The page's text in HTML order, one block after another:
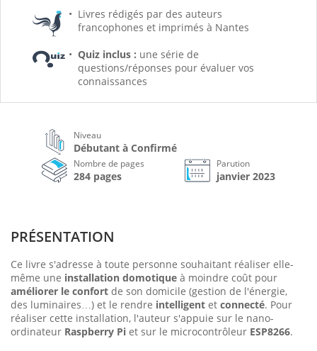
Livres rédigés par des auteurs
francophones et imprimés à Nantes
Quiz inclus : une série de
questions/réponses pour évaluer vos
connaissances
Niveau
Débutant à Confirmé
Nombre de pages
284 pages
Parution
janvier 2023
PRÉSENTATION
Ce livre s'adresse à toute personne souhaitant réaliser elle-
même une installation domotique à moindre coût pour
améliorer le confort de son domicile (gestion de l'énergie,
des luminaires…) et le rendre intelligent et connecté. Pour
réaliser cette installation, l'auteur s'appuie sur le nano-
ordinateur Raspberry Pi et sur le microcontrôleur ESP8266.